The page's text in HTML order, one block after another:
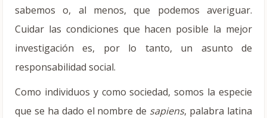
sabemos o, al menos, que podemos averiguar.
Cuidar las condiciones que hacen posible la mejor
investigación es, por lo tanto, un asunto de
responsabilidad social.
Como individuos y como sociedad, somos la especie
que se ha dado el nombre de sapiens, palabra latina